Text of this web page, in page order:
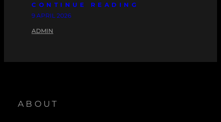
CONTINUE READING
9 APRIL 2026
ADMIN
ABOUT